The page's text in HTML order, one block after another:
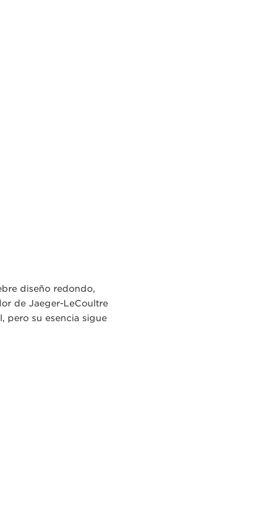
diseño redondo,
de Jaeger-LeCoultre
pero su esencia sigue